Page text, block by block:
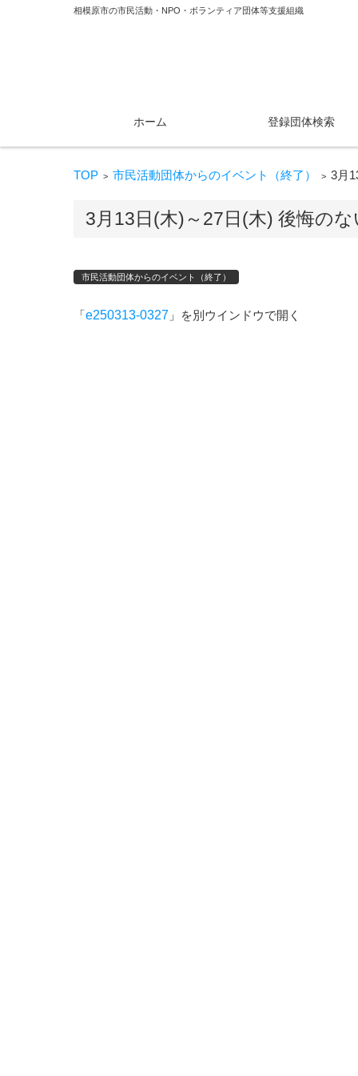
相模原市の市民活動・NPO・ボランティア団体等支援組織
ホーム 登録団体検索
TOP > 市民活動団体からのイベント（終了） > 3月
3月13日(木)～27日(木) 後悔の
市民活動団体からのイベント（終了）
「e250313-0327 」を別ウインドウで開く